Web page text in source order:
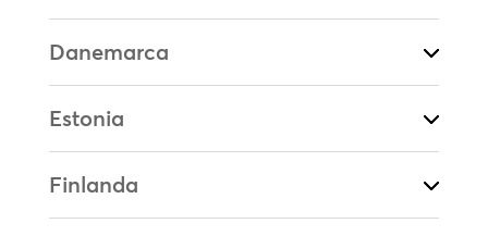
Danemarca
Estonia
Finlanda